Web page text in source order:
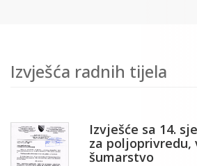
Izvješća radnih tijela
Izvješće sa 14.
za poljoprivredu,
šumarstvo